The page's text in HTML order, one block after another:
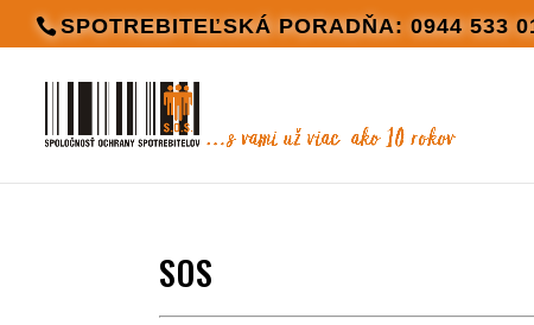
SPOTREBITEĽSKÁ PORADŇA: 0944 533
SOS